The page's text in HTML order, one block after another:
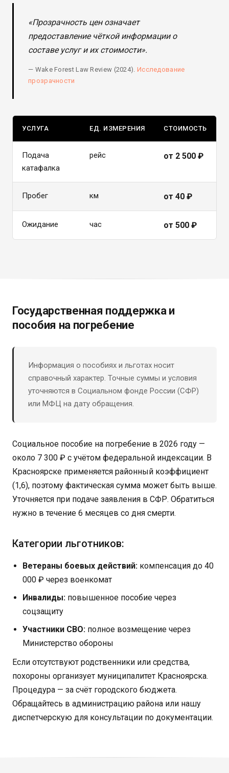
«Прозрачность цен означает
предоставление чёткой информации о
составе услуг и их стоимости».
— Wake Forest Law Review (2024). Исследование
прозрачности
УСЛУГА ЕД. ИЗМЕРЕНИЯ СТОИМОСТЬ
Подача
катафалка
рейс от 2 500 ₽
Пробег км от 40 ₽
Ожидание час от 500 ₽
Государственная поддержка и
пособия на погребение
Информация о пособиях и льготах носит
справочный характер. Точные суммы и условия
уточняются в Социальном фонде России (СФР)
или МФЦ на дату обращения.
Социальное пособие на погребение в 2026 году —
около 7 300 ₽ с учётом федеральной индексации. В
Красноярске применяется районный коэффициент
(1,6), поэтому фактическая сумма может быть выше.
Уточняется при подаче заявления в СФР. Обратиться
нужно в течение 6 месяцев со дня смерти.
Категории льготников:
Ветераны боевых действий: компенсация до 40
000 ₽ через военкомат
Инвалиды: повышенное пособие через
соцзащиту
Участники СВО: полное возмещение через
Министерство обороны
Если отсутствуют родственники или средства,
похороны организует муниципалитет Красноярска.
Процедура — за счёт городского бюджета.
Обращайтесь в администрацию района или нашу
диспетчерскую для консультации по документации.